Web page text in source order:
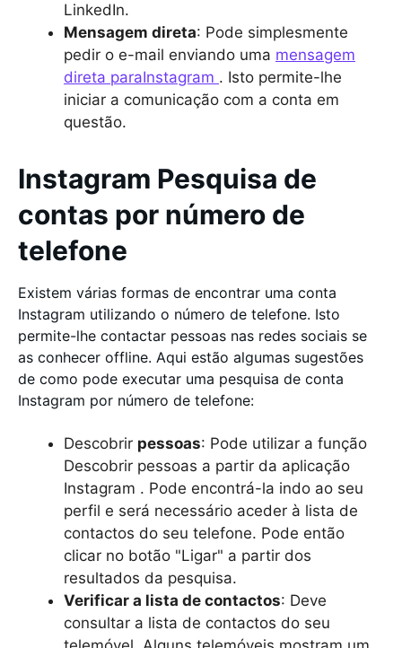
LinkedIn.
Mensagem direta: Pode simplesmente
pedir o e-mail enviando uma mensagem
direta paraInstagram . Isto permite-lhe
iniciar a comunicação com a conta em
questão.
Instagram Pesquisa de
contas por número de
telefone
Existem várias formas de encontrar uma conta
Instagram utilizando o número de telefone. Isto
permite-lhe contactar pessoas nas redes sociais se
as conhecer offline. Aqui estão algumas sugestões
de como pode executar uma pesquisa de conta
Instagram por número de telefone:
Descobrir pessoas: Pode utilizar a função
Descobrir pessoas a partir da aplicação
Instagram . Pode encontrá-la indo ao seu
perfil e será necessário aceder à lista de
contactos do seu telefone. Pode então
clicar no botão "Ligar" a partir dos
resultados da pesquisa.
Verificar a lista de contactos: Deve
consultar a lista de contactos do seu